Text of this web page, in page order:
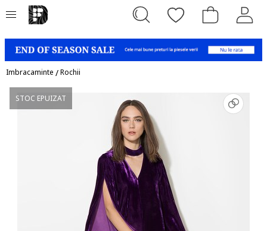
Imbracaminte /Rochii
STOC EPUIZAT